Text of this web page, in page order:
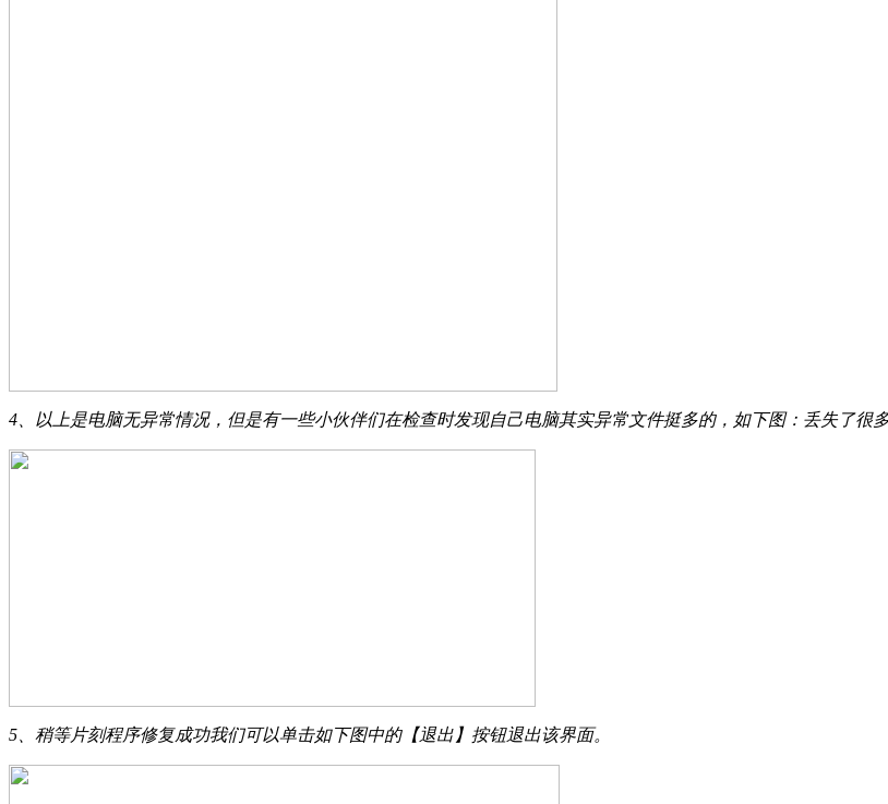
4、以上是电脑无异常情况，但是有一些小伙伴们在检查时发现自己电脑其实异常文件挺多的，如下图：丢失了很
5、稍等片刻程序修复成功我们可以单击如下图中的【退出】按钮退出该界面。